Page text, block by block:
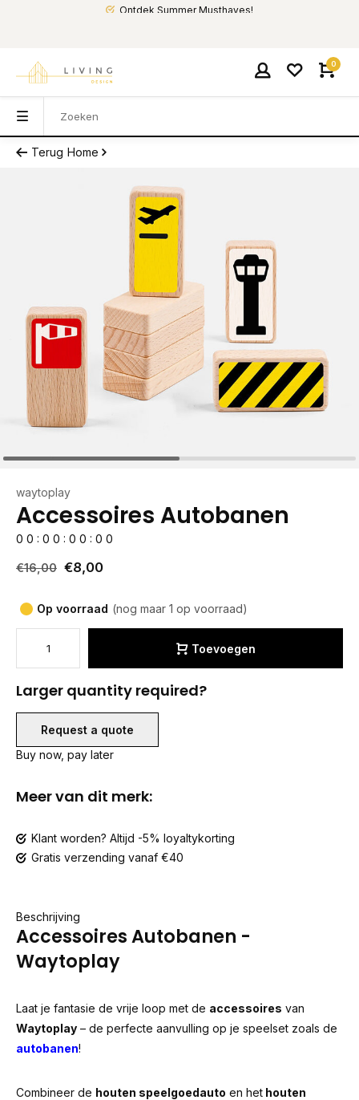
Ontdek Summer Musthaves!
0
Terug Home
waytoplay
Accessoires Autobanen
0 0 : 0 0 : 0 0 : 0 0
€16,00 €8,00
Op voorraad (nog maar 1 op voorraad)
Toevoegen
Larger quantity required?
Request a quote
Buy now, pay later
Meer van dit merk:
Klant worden? Altijd -5% loyaltykorting
Gratis verzending vanaf €40
Beschrijving
Accessoires Autobanen -
Waytoplay
Laat je fantasie de vrije loop met de accessoires van
Waytoplay – de perfecte aanvulling op je speelset zoals de
autobanen!
Combineer de houten speelgoedauto en het houten